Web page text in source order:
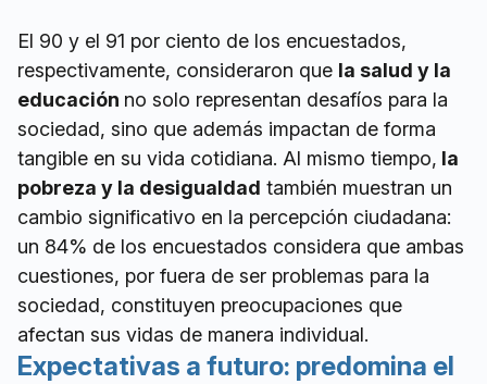
El 90 y el 91 por ciento de los encuestados,
respectivamente, consideraron que la salud y la
educación no solo representan desafíos para la
sociedad, sino que además impactan de forma
tangible en su vida cotidiana. Al mismo tiempo, la
pobreza y la desigualdad también muestran un
cambio significativo en la percepción ciudadana:
un 84% de los encuestados considera que ambas
cuestiones, por fuera de ser problemas para la
sociedad, constituyen preocupaciones que
afectan sus vidas de manera individual.
Expectativas a futuro: predomina el